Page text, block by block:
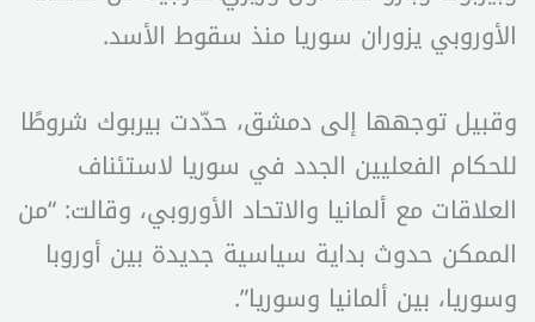
الأوروبي يزوران سوريا منذ سقوط الأسد.
وقبيل توجهها إلى دمشق، حدّدت بيربوك شروطًا
للحكام الفعليين الجدد في سوريا لاستئناف
العلاقات مع ألمانيا والاتحاد الأوروبي، وقالت: “من
الممكن حدوث بداية سياسية جديدة بين أوروبا
وسوريا، بين ألمانيا وسوريا”.